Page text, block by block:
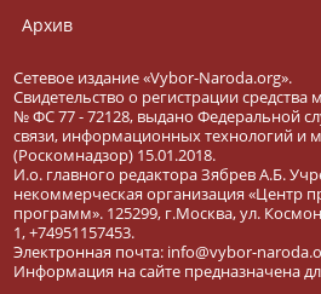
Архив
Сетевое издание «Vybor-Naroda.org».
Свидетельство о регистрации
№ ФС 77 - 72128, выдано Федеральной
связи, информационных технологий и
(Роскомнадзор) 15.01.2018.
И.о. главного редактора Зябрев А.Б.
некоммерческая организация «Центр
программ». 125299, г.Москва, ул.
1, +74951157453.
Электронная почта: info@vybor-
Информация на сайте предназначена